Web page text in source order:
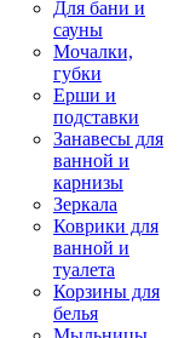
Для бани и
сауны
Мочалки,
губки
Ерши и
подставки
Занавесы для
ванной и
карнизы
Зеркала
Коврики для
ванной и
туалета
Корзины для
белья